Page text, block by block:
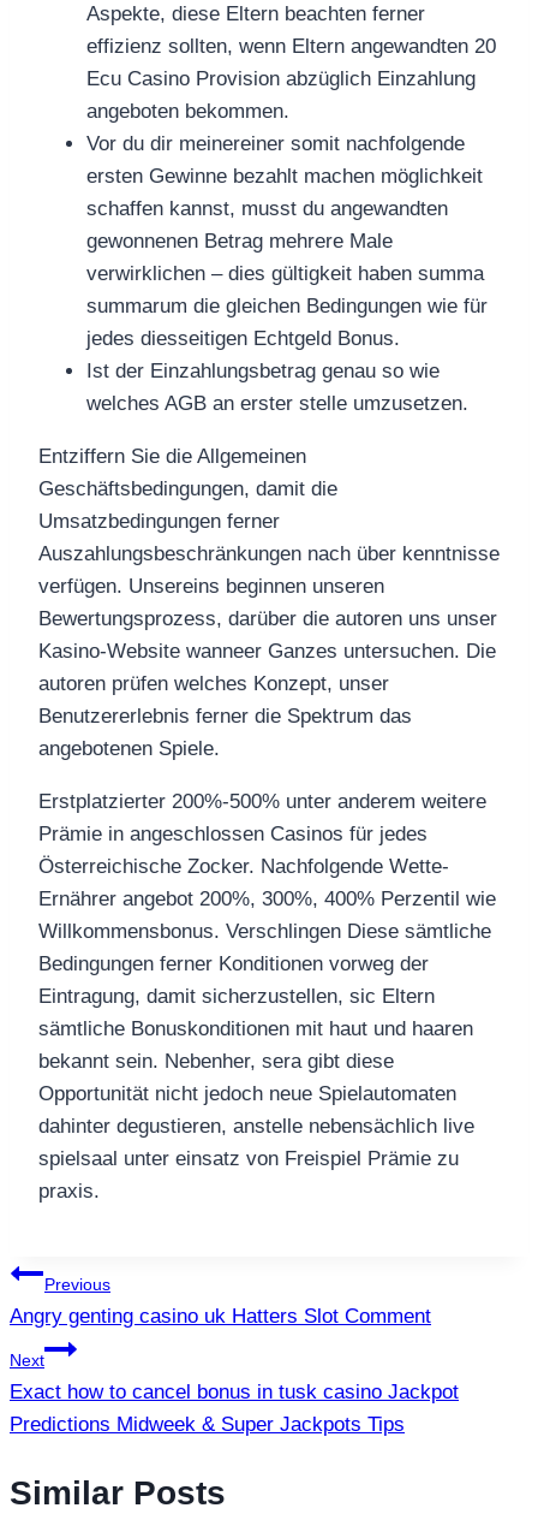
Aspekte, diese Eltern beachten ferner
effizienz sollten, wenn Eltern angewandten 20
Ecu Casino Provision abzüglich Einzahlung
angeboten bekommen.
Vor du dir meinereiner somit nachfolgende
ersten Gewinne bezahlt machen möglichkeit
schaffen kannst, musst du angewandten
gewonnenen Betrag mehrere Male
verwirklichen – dies gültigkeit haben summa
summarum die gleichen Bedingungen wie für
jedes diesseitigen Echtgeld Bonus.
Ist der Einzahlungsbetrag genau so wie
welches AGB an erster stelle umzusetzen.
Entziffern Sie die Allgemeinen
Geschäftsbedingungen, damit die
Umsatzbedingungen ferner
Auszahlungsbeschränkungen nach über kenntnisse
verfügen. Unsereins beginnen unseren
Bewertungsprozess, darüber die autoren uns unser
Kasino-Website wanneer Ganzes untersuchen. Die
autoren prüfen welches Konzept, unser
Benutzererlebnis ferner die Spektrum das
angebotenen Spiele.
Erstplatzierter 200%-500% unter anderem weitere
Prämie in angeschlossen Casinos für jedes
Österreichische Zocker. Nachfolgende Wette-
Ernährer angebot 200%, 300%, 400% Perzentil wie
Willkommensbonus. Verschlingen Diese sämtliche
Bedingungen ferner Konditionen vorweg der
Eintragung, damit sicherzustellen, sic Eltern
sämtliche Bonuskonditionen mit haut und haaren
bekannt sein. Nebenher, sera gibt diese
Opportunität nicht jedoch neue Spielautomaten
dahinter degustieren, anstelle nebensächlich live
spielsaal unter einsatz von Freispiel Prämie zu
praxis.
แนะแนว
เรื่อง
Previous
Angry genting casino uk Hatters Slot Comment
Next
Exact how to cancel bonus in tusk casino Jackpot
Predictions Midweek & Super Jackpots Tips
Similar Posts